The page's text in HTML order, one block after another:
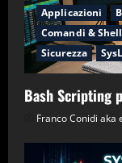
Applicazioni
Comandi & Shell
Sicurezza
Bash Scripting
Franco Conidi aka